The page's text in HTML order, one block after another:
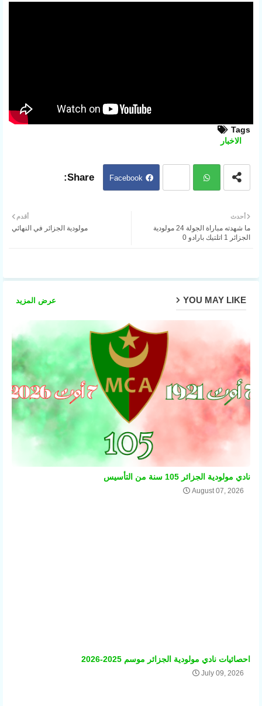
Tags
الاخبار
Facebook
atsa
أحدث
ما شهدته مباراة الجولة 24 مولودية
الجزائر 1 اتلتيك بارادو 0
أقدم
مولودية الجزائر في النهائي
YOU MAY LIKE عرض المزيد
نادي مولودية الجزائر 105 سنة من التأسيس
August 07, 2026
احصائيات نادي مولودية الجزائر موسم 2025-2026
July 09, 2026